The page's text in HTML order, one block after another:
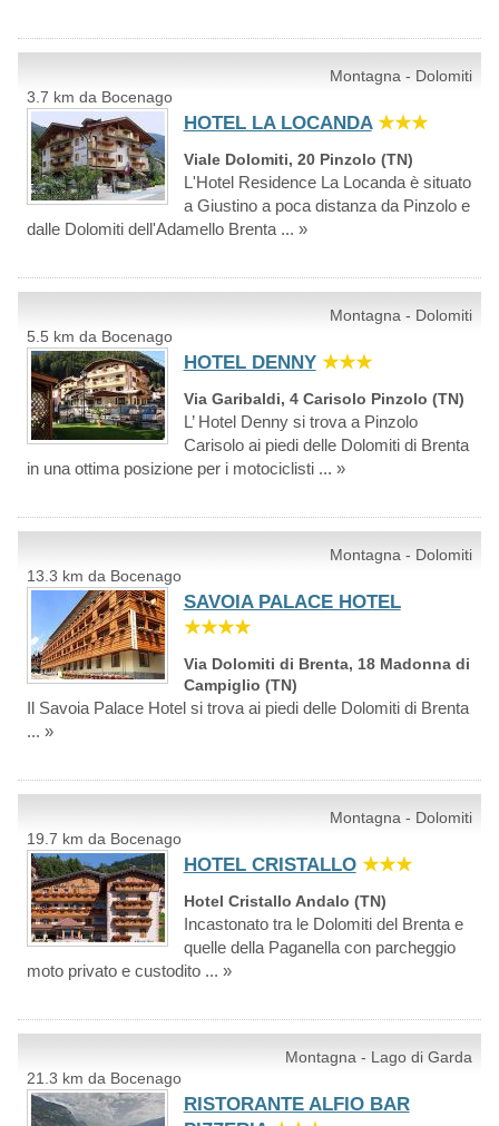
Montagna - Dolomiti
3.7 km da Bocenago
HOTEL LA LOCANDA ★★★
Viale Dolomiti, 20 Pinzolo (TN)
L'Hotel Residence La Locanda è situato
a Giustino a poca distanza da Pinzolo e
dalle Dolomiti dell'Adamello Brenta ... »
Montagna - Dolomiti
5.5 km da Bocenago
HOTEL DENNY ★★★
Via Garibaldi, 4 Carisolo Pinzolo (TN)
L’ Hotel Denny si trova a Pinzolo
Carisolo ai piedi delle Dolomiti di Brenta
in una ottima posizione per i motociclisti ... »
Montagna - Dolomiti
13.3 km da Bocenago
SAVOIA PALACE HOTEL
★★★★
Via Dolomiti di Brenta, 18 Madonna di
Campiglio (TN)
Il Savoia Palace Hotel si trova ai piedi delle Dolomiti di Brenta
... »
Montagna - Dolomiti
19.7 km da Bocenago
HOTEL CRISTALLO ★★★
Hotel Cristallo Andalo (TN)
Incastonato tra le Dolomiti del Brenta e
quelle della Paganella con parcheggio
moto privato e custodito ... »
Montagna - Lago di Garda
21.3 km da Bocenago
RISTORANTE ALFIO BAR